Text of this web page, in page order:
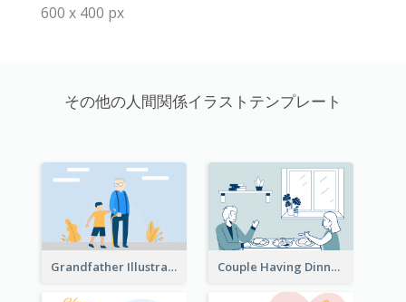
600 x 400 px
その他の人間関係イラストテンプレート
Grandfather Illustration Couple Having Dinner Illustration